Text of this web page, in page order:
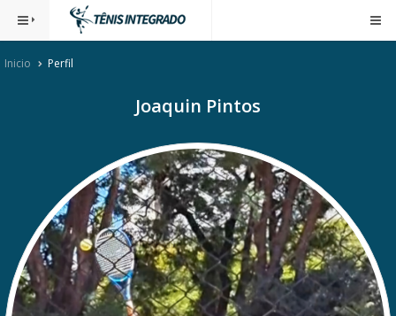
Inicio Perfil
Joaquin Pintos